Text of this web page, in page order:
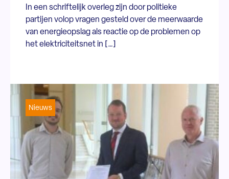
In een schriftelijk overleg zijn door politieke
partijen volop vragen gesteld over de meerwaarde
van energieopslag als reactie op de problemen op
het elektriciteitsnet in […]
Nieuws